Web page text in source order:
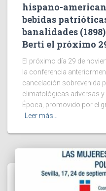
hispano-
bebidas
banalidades
Berti el próximo
El próximo día 29 de
la conferencia
cancelación sobrevenida
climatológicas adversas y
Época, promovido por el
Leer más…